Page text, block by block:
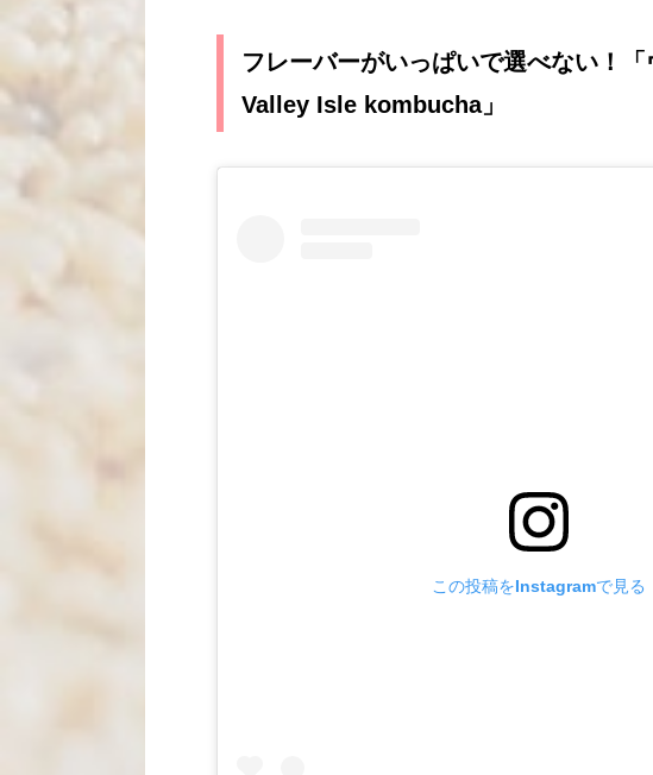
フレーバーがいっぱいで選べない！
Valley Isle kombucha」
この投稿をInstagramで見る